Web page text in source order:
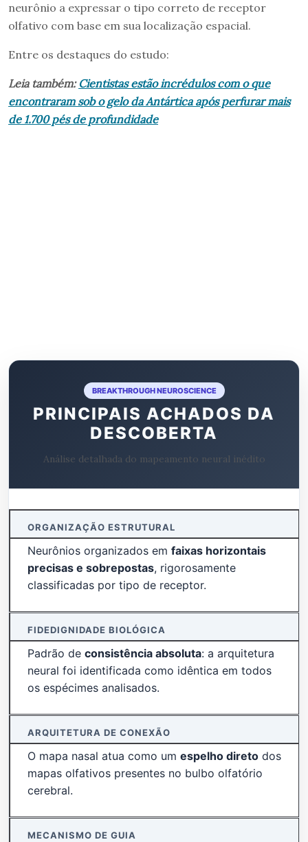
neurônio a expressar o tipo correto de receptor
olfativo com base em sua localização espacial.
Entre os destaques do estudo:
Leia também: Cientistas estão incrédulos com o que
encontraram sob o gelo da Antártica após perfurar mais
de 1.700 pés de profundidade
BREAKTHROUGH NEUROSCIENCE
PRINCIPAIS ACHADOS DA
DESCOBERTA
Análise detalhada do mapeamento neural inédito
ORGANIZAÇÃO ESTRUTURAL
Neurônios organizados em faixas horizontais
precisas e sobrepostas, rigorosamente
classificadas por tipo de receptor.
FIDEDIGNIDADE BIOLÓGICA
Padrão de consistência absoluta: a arquitetura
neural foi identificada como idêntica em todos
os espécimes analisados.
ARQUITETURA DE CONEXÃO
O mapa nasal atua como um espelho direto dos
mapas olfativos presentes no bulbo olfatório
cerebral.
MECANISMO DE GUIA